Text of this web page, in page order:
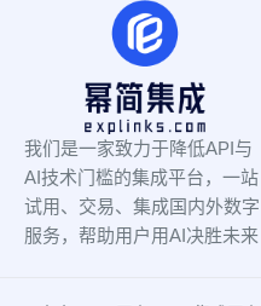
我们是一家致力于降低API与
AI技术门槛的集成平台，一站
试用、交易、集成国内外数字
服务，帮助用户用AI决胜未来